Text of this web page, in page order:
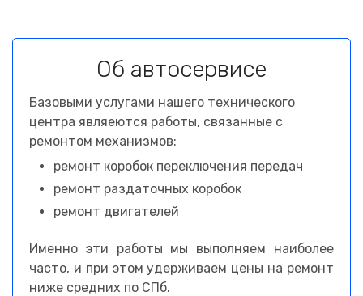
Об автосервисе
Базовыми услугами нашего технического
центра являеются работы, связанные с
ремонтом механизмов:
ремонт коробок переключения передач
ремонт раздаточных коробок
ремонт двигателей
Именно эти работы мы выполняем наиболее
часто, и при этом удерживаем цены на ремонт
ниже средних по СПб.